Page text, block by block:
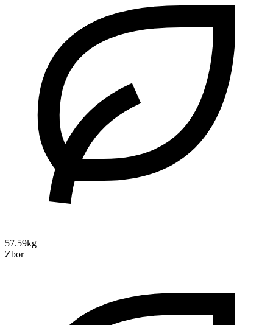
57.59kg
Zbor